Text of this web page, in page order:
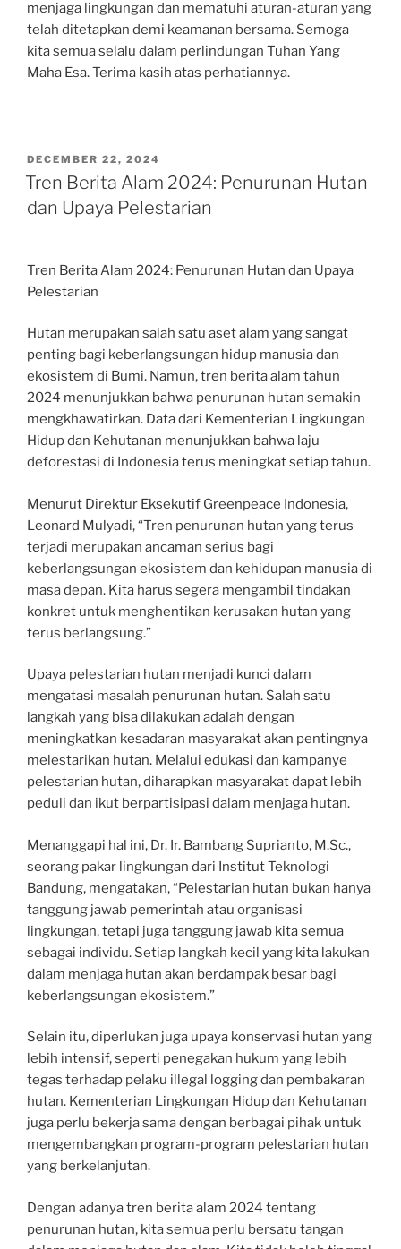
menjaga lingkungan dan mematuhi aturan-aturan yang
telah ditetapkan demi keamanan bersama. Semoga
kita semua selalu dalam perlindungan Tuhan Yang
Maha Esa. Terima kasih atas perhatiannya.
POSTED
ON
DECEMBER 22, 2024
Tren Berita Alam 2024: Penurunan Hutan
dan Upaya Pelestarian
Tren Berita Alam 2024: Penurunan Hutan dan Upaya
Pelestarian
Hutan merupakan salah satu aset alam yang sangat
penting bagi keberlangsungan hidup manusia dan
ekosistem di Bumi. Namun, tren berita alam tahun
2024 menunjukkan bahwa penurunan hutan semakin
mengkhawatirkan. Data dari Kementerian Lingkungan
Hidup dan Kehutanan menunjukkan bahwa laju
deforestasi di Indonesia terus meningkat setiap tahun.
Menurut Direktur Eksekutif Greenpeace Indonesia,
Leonard Mulyadi, “Tren penurunan hutan yang terus
terjadi merupakan ancaman serius bagi
keberlangsungan ekosistem dan kehidupan manusia di
masa depan. Kita harus segera mengambil tindakan
konkret untuk menghentikan kerusakan hutan yang
terus berlangsung.”
Upaya pelestarian hutan menjadi kunci dalam
mengatasi masalah penurunan hutan. Salah satu
langkah yang bisa dilakukan adalah dengan
meningkatkan kesadaran masyarakat akan pentingnya
melestarikan hutan. Melalui edukasi dan kampanye
pelestarian hutan, diharapkan masyarakat dapat lebih
peduli dan ikut berpartisipasi dalam menjaga hutan.
Menanggapi hal ini, Dr. Ir. Bambang Suprianto, M.Sc.,
seorang pakar lingkungan dari Institut Teknologi
Bandung, mengatakan, “Pelestarian hutan bukan hanya
tanggung jawab pemerintah atau organisasi
lingkungan, tetapi juga tanggung jawab kita semua
sebagai individu. Setiap langkah kecil yang kita lakukan
dalam menjaga hutan akan berdampak besar bagi
keberlangsungan ekosistem.”
Selain itu, diperlukan juga upaya konservasi hutan yang
lebih intensif, seperti penegakan hukum yang lebih
tegas terhadap pelaku illegal logging dan pembakaran
hutan. Kementerian Lingkungan Hidup dan Kehutanan
juga perlu bekerja sama dengan berbagai pihak untuk
mengembangkan program-program pelestarian hutan
yang berkelanjutan.
Dengan adanya tren berita alam 2024 tentang
penurunan hutan, kita semua perlu bersatu tangan